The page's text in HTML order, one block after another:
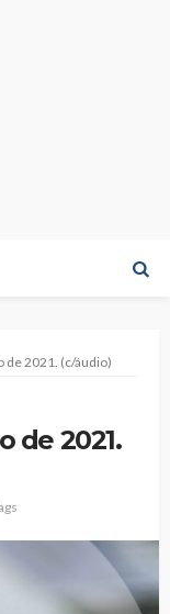
de 2021. (c/áudio)
de 2021.